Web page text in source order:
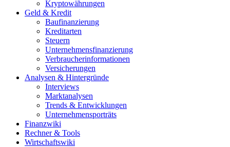
Kryptowährungen
Geld & Kredit
Baufinanzierung
Kreditarten
Steuern
Unternehmensfinanzierung
Verbraucherinformationen
Versicherungen
Analysen & Hintergründe
Interviews
Marktanalysen
Trends & Entwicklungen
Unternehmensporträts
Finanzwiki
Rechner & Tools
Wirtschaftswiki